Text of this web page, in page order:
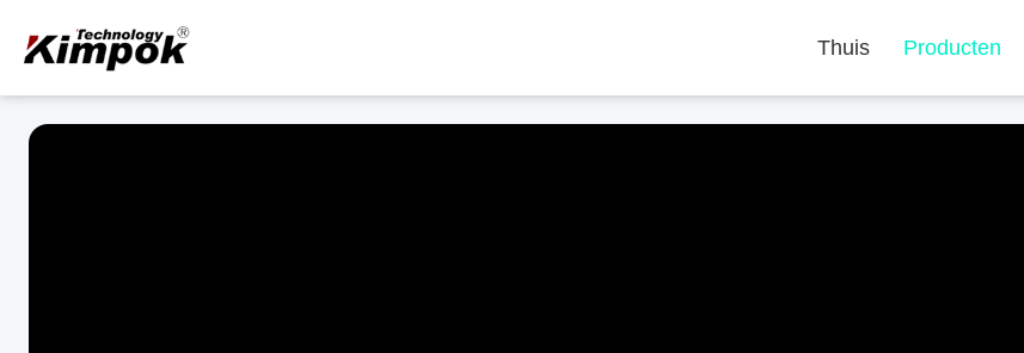
Thuis Producten